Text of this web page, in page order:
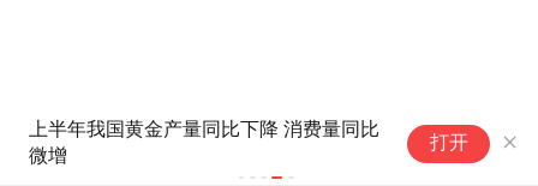
上半年我国黄金产量同比下降 消费量同比
微增
打开